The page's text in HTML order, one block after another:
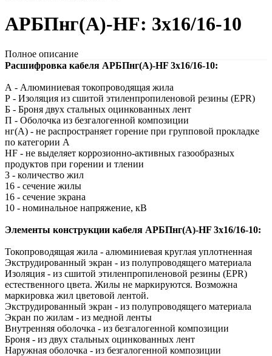
АРБПнг(A)-HF: 3х16/16-10
Полное описание
Расшифровка кабеля АРБПнг(A)-HF 3х16/16-10:
А - Алюминиевая токопроводящая жила
Р - Изоляция из сшитой этиленпропиленовой резины (EPR)
Б - Броня двух стальных оцинкованных лент
П - Оболочка из безгалогенной композиции
нг(A) - не распространяет горение при групповой прокладке
по категории А
HF - не выделяет коррозионно-активных газообразных
продуктов при горении и тлении
3 - количество жил
16 - сечение жилы
16 - сечение экрана
10 - номинальное напряжение, кВ
Элементы конструкции кабеля АРБПнг(A)-HF 3х16/16-10:
Токопроводящая жила - алюминиевая круглая уплотненная
Экструдированный экран - из полупроводящего материала
Изоляция - из сшитой этиленпропиленовой резины (EPR)
естественного цвета. Жилы не маркируются. Возможна
маркировка жил цветовой лентой.
Экструдированный экран - из полупроводящего материала
Экран по жилам - из медной ленты
Внутренняя оболочка - из безгалогенной композиции
Броня - из двух стальных оцинкованных лент
Наружная оболочка - из безгалогенной композиции